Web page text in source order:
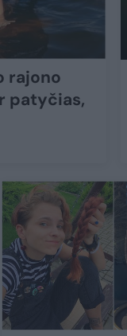
rajono
patyčias,